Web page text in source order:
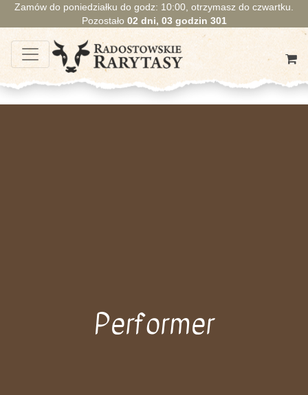
Zamów do poniedziałku do godz: 10:00, otrzymasz do czwartku.
Pozostało 02 dni, 03godzin 300
Performer